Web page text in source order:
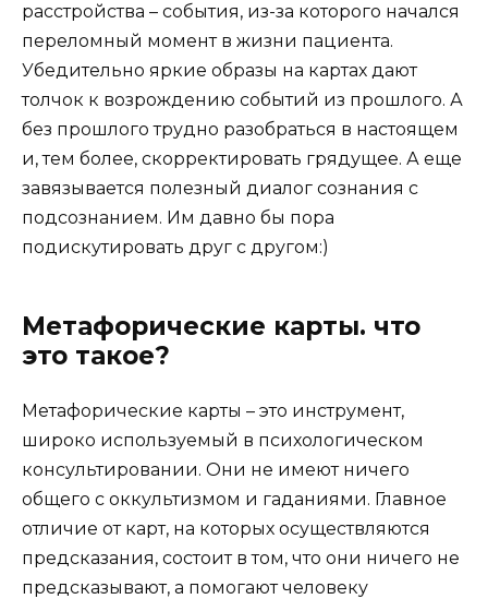
расстройства – события, из-за которого начался
переломный момент в жизни пациента.
Убедительно яркие образы на картах дают
толчок к возрождению событий из прошлого. А
без прошлого трудно разобраться в настоящем
и, тем более, скорректировать грядущее. А еще
завязывается полезный диалог сознания с
подсознанием. Им давно бы пора
подискутировать друг с другом:)
Метафорические карты. что
это такое?
Метафорические карты – это инструмент,
широко используемый в психологическом
консультировании. Они не имеют ничего
общего с оккультизмом и гаданиями. Главное
отличие от карт, на которых осуществляются
предсказания, состоит в том, что они ничего не
предсказывают, а помогают человеку